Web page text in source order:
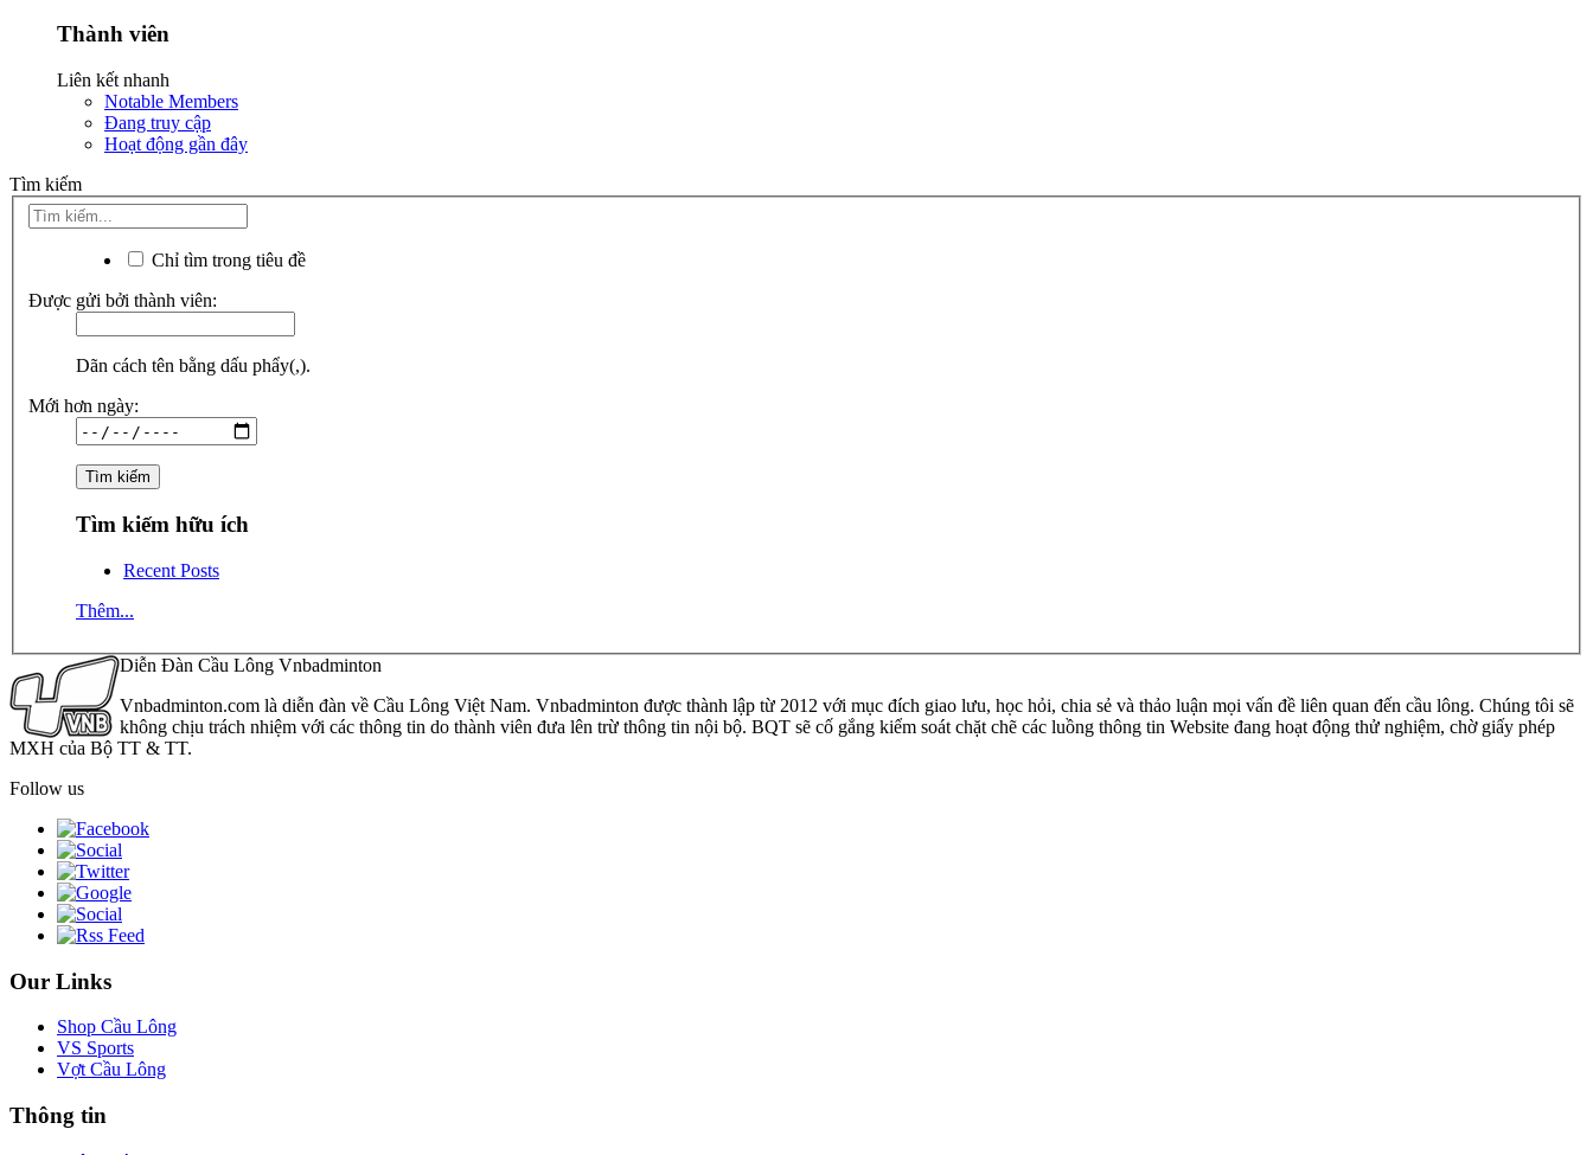
Thành viên
Liên kết nhanh
Notable Members
Đang truy cập
Hoạt động gần đây
Tìm kiếm
Chỉ tìm trong tiêu đề
Được gửi bởi thành viên:
Dãn cách tên bằng dấu phẩy(,).
Mới hơn ngày:
Tìm kiếm hữu ích
Recent Posts
Thêm...
Diễn Đàn Cầu Lông Vnbadminton
Vnbadminton.com là diễn đàn về Cầu Lông Việt Nam. Vnbadminton được thành lập từ 2012 với mục đích giao lưu, học hỏi, chia sẻ và thảo luận mọi vấn đề liên quan đến cầu lông. Chúng tôi sẽ
không chịu trách nhiệm với các thông tin do thành viên đưa lên trừ thông tin nội bộ. BQT sẽ cố gắng kiểm soát chặt chẽ các luồng thông tin Website đang hoạt động thử nghiệm, chờ giấy phép
MXH của Bộ TT & TT.
Follow us
Our Links
Shop Cầu Lông
VS Sports
Vợt Cầu Lông
Thông tin